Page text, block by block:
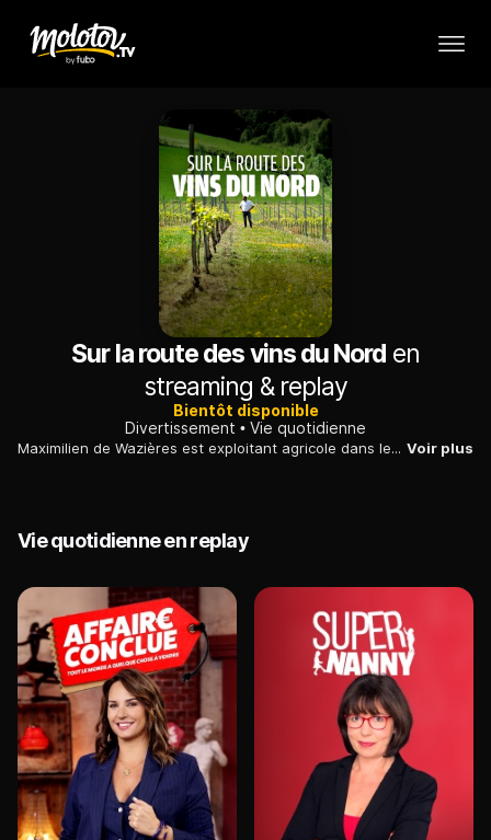
Sur la route des vins du Nord en
streaming & replay
Bientôt disponible
Divertissement
Vie quotidienne
Maximilien de Wazières est exploitant agricole dans les Hauts-de-France. Aujourd'hui, comme d'autres avant lui, il veut devenir vigneron. Une idée saugrenue ? Non. Depuis quelques années, le réchauffement climatique et l'évolution de la réglementation européenne redistribuent les cartes : on peut désormais commercialiser du vin produit dans le Nord. Voir plus
Vie quotidienne en replay